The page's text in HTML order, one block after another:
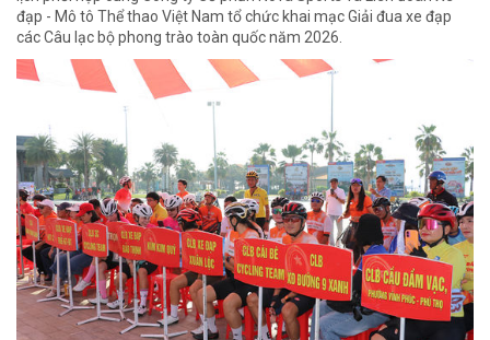
đạp - Mô tô Thể thao Việt Nam tổ chức khai mạc Giải đua xe đạp
các Câu lạc bộ phong trào toàn quốc năm 2026.